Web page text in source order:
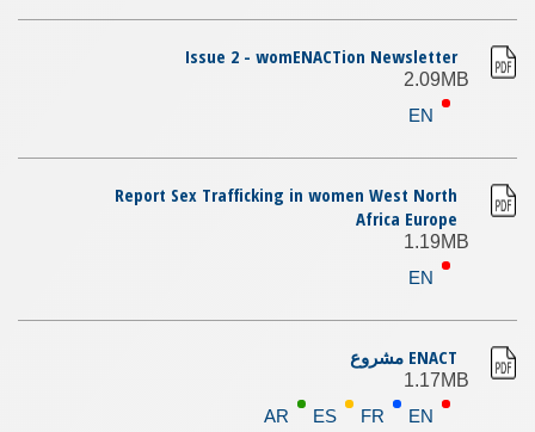
Issue 2 - womENACTion Newsletter
2.09MB
EN
Report Sex Trafficking in women West North
Africa Europe
1.19MB
EN
ENACT مشروع
1.17MB
EN
FR
ES
AR